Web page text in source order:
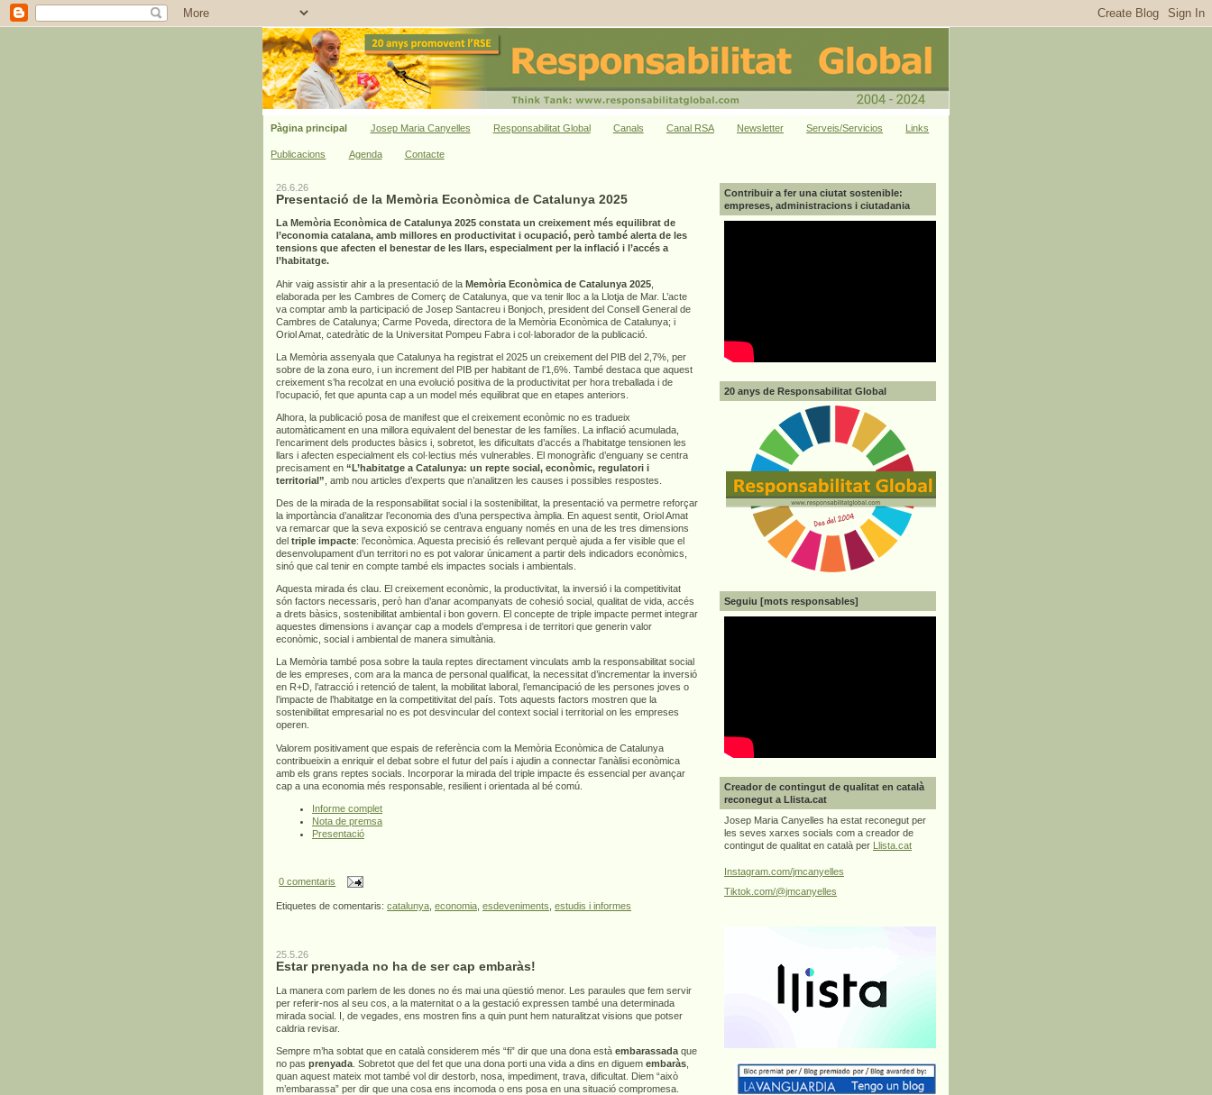
Pàgina principal Josep Maria Canyelles Responsabilitat Global Canals Canal RSA Newsletter Serveis/Servicios Links
Publicacions Agenda Contacte
26.6.26
Presentació de la Memòria Econòmica de Catalunya 2025
La Memòria Econòmica de Catalunya 2025 constata un creixement més equilibrat de
l’economia catalana, amb millores en productivitat i ocupació, però també alerta de les
tensions que afecten el benestar de les llars, especialment per la inflació i l’accés a
l’habitatge.
Ahir vaig assistir ahir a la presentació de la Memòria Econòmica de Catalunya 2025
elaborada per les Cambres de Comerç de Catalunya, que va tenir lloc a la Llotja de Mar. L’acte
va comptar amb la participació de Josep Santacreu i Bonjoch, president del Consell General de
Cambres de Catalunya; Carme Poveda, directora de la Memòria Econòmica de Catalunya; i
Oriol Amat, catedràtic de la Universitat Pompeu Fabra i col·laborador de la publicació.
La Memòria assenyala que Catalunya ha registrat el 2025 un creixement del PIB del 2,7%, per
sobre de la zona euro, i un increment del PIB per habitant de l’1,6%. També destaca que aquest
creixement s’ha recolzat en una evolució positiva de la productivitat per hora treballada i de
l’ocupació, fet que apunta cap a un model més equilibrat que en etapes anteriors.
Alhora, la publicació posa de manifest que el creixement econòmic no es tradueix
automàticament en una millora equivalent del benestar de les famílies. La inflació acumulada,
l’encariment dels productes bàsics i, sobretot, les dificultats d’accés a l’habitatge tensionen les
llars i afecten especialment els col·lectius més vulnerables. El monogràfic d’enguany se centra
precisament en “L’habitatge a Catalunya: un repte social, econòmic, regulatori i
territorial” , amb nou articles d’experts que n’analitzen les causes i possibles respostes.
Des de la mirada de la responsabilitat social i la sostenibilitat, la presentació va permetre reforçar
la importància d’analitzar l’economia des d’una perspectiva àmplia. En aquest sentit, Oriol Amat
va remarcar que la seva exposició se centrava enguany només en una de les tres dimensions
del triple impacte: l’econòmica. Aquesta precisió és rellevant perquè ajuda a fer visible que el
desenvolupament d’un territori no es pot valorar únicament a partir dels indicadors econòmics,
sinó que cal tenir en compte també els impactes socials i ambientals.
Aquesta mirada és clau. El creixement econòmic, la productivitat, la inversió i la competitivitat
són factors necessaris, però han d’anar acompanyats de cohesió social, qualitat de vida, accés
a drets bàsics, sostenibilitat ambiental i bon govern. El concepte de triple impacte permet integrar
aquestes dimensions i avançar cap a models d’empresa i de territori que generin valor
econòmic, social i ambiental de manera simultània.
La Memòria també posa sobre la taula reptes directament vinculats amb la responsabilitat social
de les empreses, com ara la manca de personal qualificat, la necessitat d’incrementar la inversió
en R+D, l’atracció i retenció de talent, la mobilitat laboral, l’emancipació de les persones joves o
l’impacte de l’habitatge en la competitivitat del país. Tots aquests factors mostren que la
sostenibilitat empresarial no es pot desvincular del context social i territorial on les empreses
operen.
Valorem positivament que espais de referència com la Memòria Econòmica de Catalunya
contribueixin a enriquir el debat sobre el futur del país i ajudin a connectar l’anàlisi econòmica
amb els grans reptes socials. Incorporar la mirada del triple impacte és essencial per avançar
cap a una economia més responsable, resilient i orientada al bé comú.
Informe complet
Nota de premsa
Presentació
0 comentaris
Etiquetes de comentaris: catalunya economia esdeveniments estudis i informes
25.5.26
Estar prenyada no ha de ser cap embaràs!
La manera com parlem de les dones no és mai una qüestió menor. Les paraules que fem servir
per referir-nos al seu cos, a la maternitat o a la gestació expressen també una determinada
mirada social. I, de vegades, ens mostren fins a quin punt hem naturalitzat visions que potser
caldria revisar.
Sempre m’ha sobtat que en català considerem més “fi” dir que una dona està embarassada que
no pas prenyada . Sobretot que del fet que una dona porti una vida a dins en diguem embaràs
quan aquest mateix mot també vol dir destorb, nosa, impediment, trava, dificultat. Diem “això
m’embarassa” per dir que una cosa ens incomoda o ens posa en una situació compromesa.
Contribuir a fer una ciutat sostenible:
empreses, administracions i ciutadania
20 anys de Responsabilitat Global
Seguiu [mots responsables]
Creador de contingut de qualitat en català
reconegut a Llista.cat
Josep Maria Canyelles ha estat reconegut per
les seves xarxes socials com a creador de
contingut de qualitat en català per
Llista.cat
Instagram.com/jmcanyelles
Tiktok.com/@jmcanyelles